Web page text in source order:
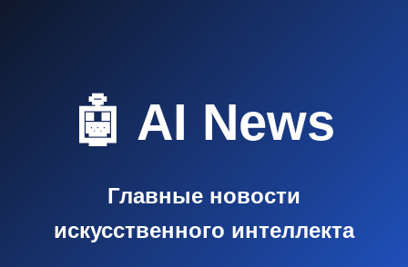
🤖 AI News
Главные новости
искусственного интеллекта